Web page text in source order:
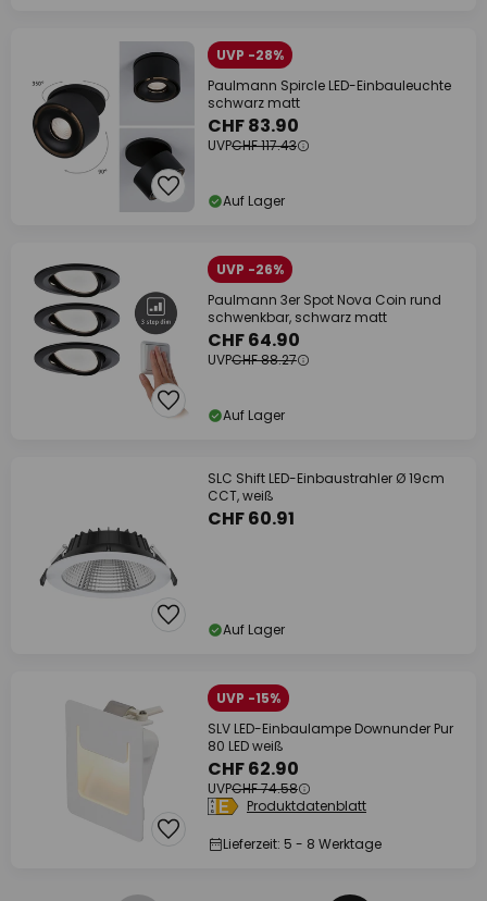
UVP -28%
Paulmann Spircle LED-Einbauleuchte
schwarz matt
CHF 83.90
UVPCHF 117.43
Auf Lager
UVP -26%
Paulmann 3er Spot Nova Coin rund
schwenkbar, schwarz matt
CHF 64.90
UVPCHF 88.27
Auf Lager
SLC Shift LED-Einbaustrahler Ø 19cm
CCT, weiß
CHF 60.91
Auf Lager
UVP -15%
SLV LED-Einbaulampe Downunder Pur
80 LED weiß
CHF 62.90
UVPCHF 74.58
Produktdatenblatt
Lieferzeit: 5 - 8 Werktage